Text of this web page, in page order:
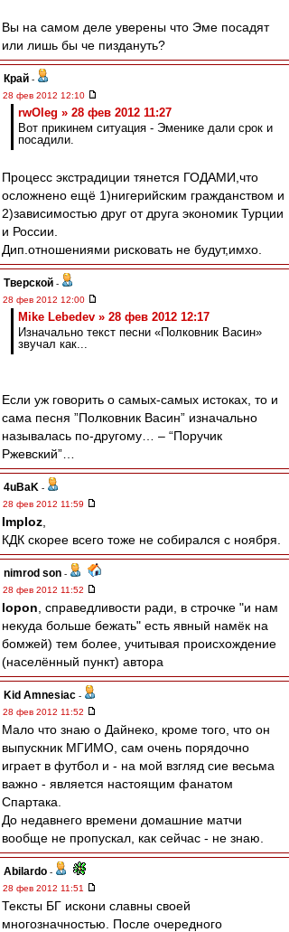
Вы на самом деле уверены что Эме посадят
или лишь бы че пиздануть?
Край -
28 фев 2012 12:10
rwOleg » 28 фев 2012 11:27
Вот прикинем ситуация - Эменике дали срок и
посадили.
Процесс экстрадиции тянется ГОДАМИ,что
осложнено ещё 1)нигерийским гражданством и
2)зависимостью друг от друга экономик Турции
и России.
Дип.отношениями рисковать не будут,имхо.
Тверской -
28 фев 2012 12:00
Mike Lebedev » 28 фев 2012 12:17
Изначально текст песни «Полковник Васин»
звучал как...
Если уж говорить о самых-самых истоках, то и
сама песня ”Полковник Васин” изначально
называлась по-другому… – “Поручик
Ржевский”…
4uBaK -
28 фев 2012 11:59
Imploz
КДК скорее всего тоже не собирался с ноября.
nimrod son -
28 фев 2012 11:52
lopon , справедливости ради, в строчке "и нам
некуда больше бежать" есть явный намёк на
бомжей) тем более, учитывая происхождение
(населённый пункт) автора
Kid Amnesiac -
28 фев 2012 11:52
Мало что знаю о Дайнеко, кроме того, что он
выпускник МГИМО, сам очень порядочно
играет в футбол и - на мой взгляд сие весьма
важно - является настоящим фанатом
Спартака.
До недавнего времени домашние матчи
вообще не пропускал, как сейчас - не знаю.
Abilardo -
28 фев 2012 11:51
Тексты БГ искони славны своей
многозначностью. После очередного